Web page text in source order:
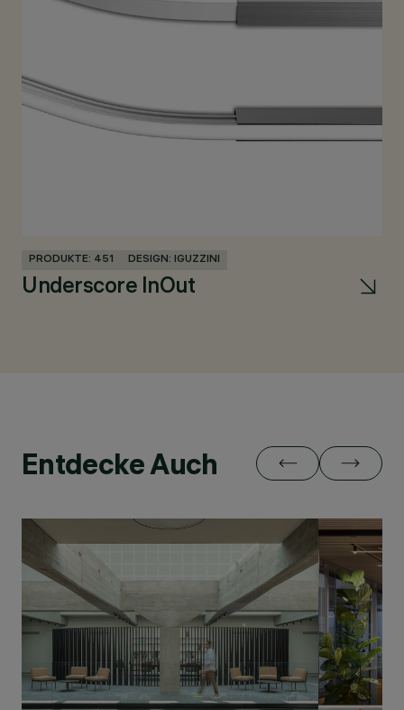
PRODUKTE: 451 DESIGN: IGUZZINI
Underscore InOut
Entdecke Auch